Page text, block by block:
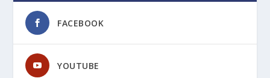
FACEBOOK
YOUTUBE